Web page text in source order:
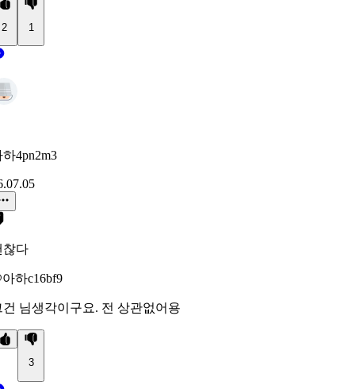
2 1
하4pn2m3
찮다
아하c16bf9
건 님생각이구요. 전 상관없어용
3